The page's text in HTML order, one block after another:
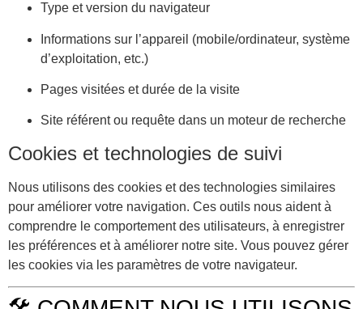
Type et version du navigateur
Informations sur l’appareil (mobile/ordinateur, système
d’exploitation, etc.)
Pages visitées et durée de la visite
Site référent ou requête dans un moteur de recherche
Cookies et technologies de suivi
Nous utilisons des cookies et des technologies similaires
pour améliorer votre navigation. Ces outils nous aident à
comprendre le comportement des utilisateurs, à enregistrer
les préférences et à améliorer notre site. Vous pouvez gérer
les cookies via les paramètres de votre navigateur.